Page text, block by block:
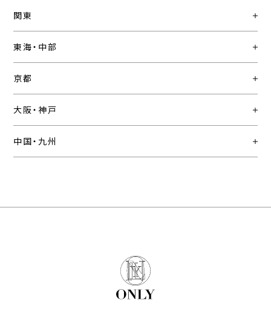
関東
東海・中部
京都
大阪・神戸
中国・九州